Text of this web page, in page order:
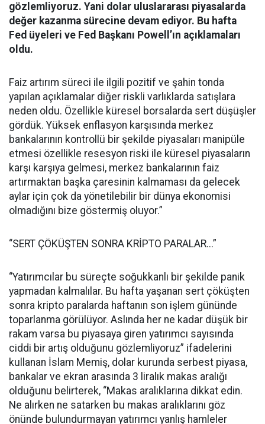
gözlemliyoruz. Yani dolar uluslararası piyasalarda
değer kazanma sürecine devam ediyor. Bu hafta
Fed üyeleri ve Fed Başkanı Powell’ın açıklamaları
oldu.
Faiz artırım süreci ile ilgili pozitif ve şahin tonda
yapılan açıklamalar diğer riskli varlıklarda satışlara
neden oldu. Özellikle küresel borsalarda sert düşüşler
gördük. Yüksek enflasyon karşısında merkez
bankalarının kontrollü bir şekilde piyasaları manipüle
etmesi özellikle resesyon riski ile küresel piyasaların
karşı karşıya gelmesi, merkez bankalarının faiz
artırmaktan başka çaresinin kalmaması da gelecek
aylar için çok da yönetilebilir bir dünya ekonomisi
olmadığını bize göstermiş oluyor.”
“SERT ÇÖKÜŞTEN SONRA KRİPTO PARALAR...”
“Yatırımcılar bu süreçte soğukkanlı bir şekilde panik
yapmadan kalmalılar. Bu hafta yaşanan sert çöküşten
sonra kripto paralarda haftanın son işlem gününde
toparlanma görülüyor. Aslında her ne kadar düşük bir
rakam varsa bu piyasaya giren yatırımcı sayısında
ciddi bir artış olduğunu gözlemliyoruz” ifadelerini
kullanan İslam Memiş, dolar kurunda serbest piyasa,
bankalar ve ekran arasında 3 liralık makas aralığı
olduğunu belirterek, “Makas aralıklarına dikkat edin.
Ne alırken ne satarken bu makas aralıklarını göz
önünde bulundurmayan yatırımcı yanlış hamleler